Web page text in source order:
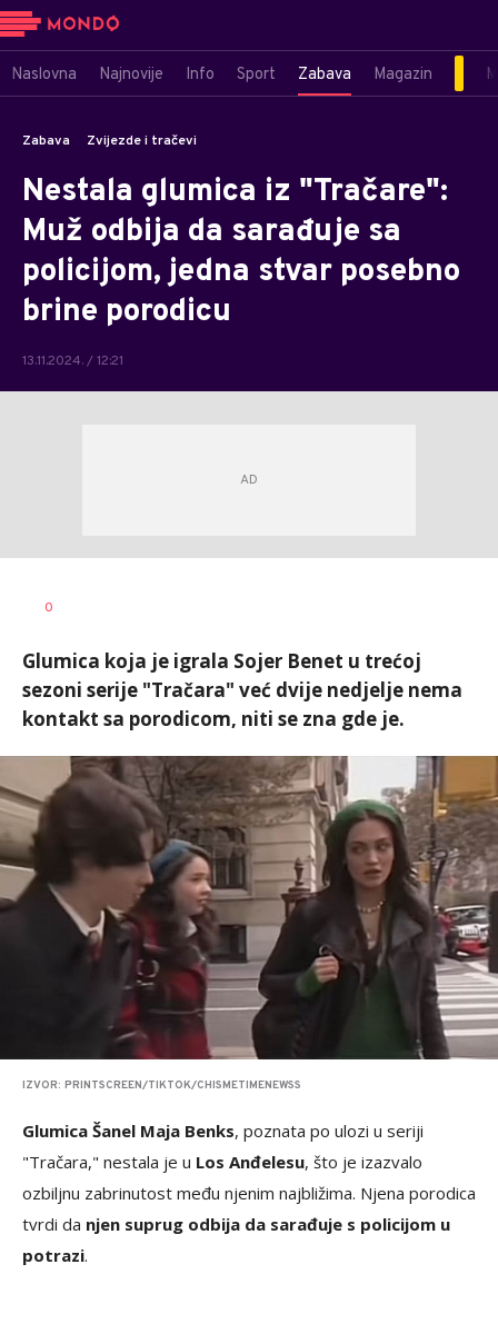
Naslovna Najnovije Info Sport Zabava Magazin
Zabava Zvijezde i tračevi
Nestala glumica iz "Tračare":
Muž odbija da sarađuje sa
policijom, jedna stvar posebno
brine porodicu
13.11.2024. / 12:21
AUTOR
0
Glumica koja je igrala Sojer Benet u trećoj
sezoni serije "Tračara" već dvije nedjelje nema
kontakt sa porodicom, niti se zna gde je.
IZVOR: PRINTSCREEN/TIKTOK/CHISMETIMENEWSS
Glumica Šanel Maja Benks, poznata po ulozi u seriji
"Tračara," nestala je u Los Anđelesu, što je izazvalo
ozbiljnu zabrinutost među njenim najbližima. Njena porodica
tvrdi da njen suprug odbija da sarađuje s policijom u
potrazi.